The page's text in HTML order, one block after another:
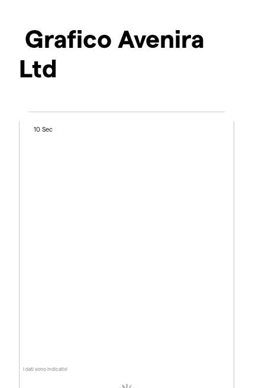
Grafico Avenira
Ltd
I dati sono indicativi
10 Sec